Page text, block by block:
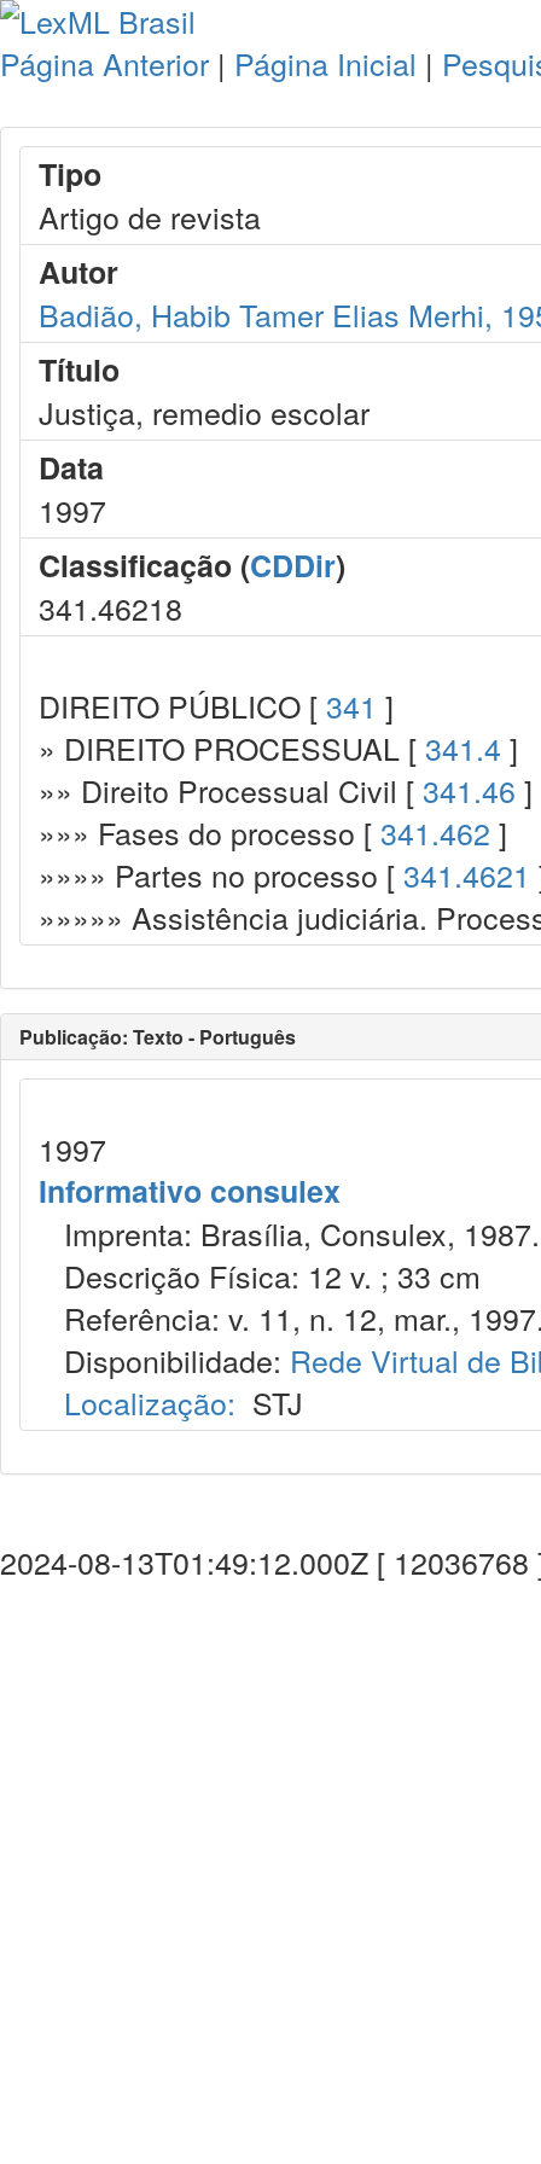
Página Anterior | Página Inicial |
Tipo
Artigo de revista
Autor
Badião, Habib Tamer Elias Merhi,
Título
Justiça, remedio escolar
Data
1997
Classificação (CDDir)
341.46218
DIREITO PÚBLICO [ 341 ]
» DIREITO PROCESSUAL [ 341.4 ]
»» Direito Processual Civil [ 341.46 ]
»»» Fases do processo [ 341.462 ]
»»»» Partes no processo [ 341.4621
»»»»» Assistência judiciária.
Publicação: Texto - Português
1997
Informativo consulex
Imprenta: Brasília, Consulex, 1987.
Descrição Física: 12 v. ; 33 cm
Referência: v. 11, n. 12, mar.,
Disponibilidade: Rede Virtual de
Localização: STJ
2024-08-13T01:49:12.000Z [ 12036768